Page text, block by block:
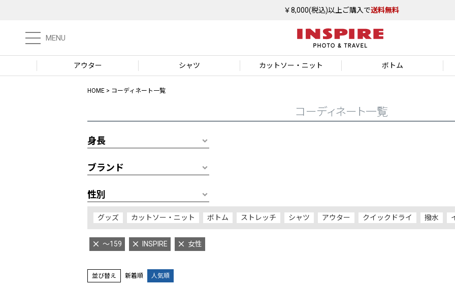
￥8,000(税込)以上ご購入で送料無料
MENU
アウター シャツ カットソー ・ニット ボトム
HOME コーディネート一覧
コーディネート一覧
身長
ブランド
性別
グッズ カットソー・ニット ボトム ストレッチ シャツ アウター クイックドライ 撥水
～159 INSPIRE 女性
並び替え 新着順 人気順